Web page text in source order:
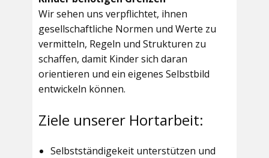
Wir sehen uns verpflichtet, ihnen
gesellschaftliche Normen und Werte zu
vermitteln, Regeln und Strukturen zu
schaffen, damit Kinder sich daran
orientieren und ein eigenes Selbstbild
entwickeln können.
Ziele unserer Hortarbeit:
Selbstständigekeit unterstützen und